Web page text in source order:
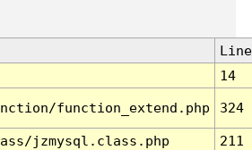
Line
14
function_extend.php 324
jzmysql.class.php
211